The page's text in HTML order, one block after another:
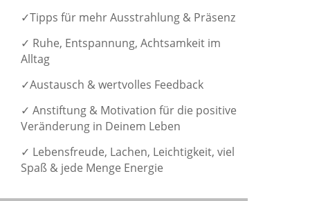
✓Tipps für mehr Ausstrahlung & Präsenz
✓ Ruhe, Entspannung, Achtsamkeit im
Alltag
✓Austausch & wertvolles Feedback
✓ Anstiftung & Motivation für die positive
Veränderung in Deinem Leben
✓ Lebensfreude, Lachen, Leichtigkeit, viel
Spaß & jede Menge Energie